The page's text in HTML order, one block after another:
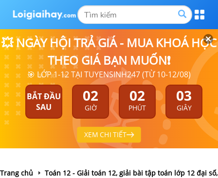
💥 NGÀY HỘI TRẢ GIÁ - MUA KHOÁ HỌC
THEO GIÁ BẠN MUỐN❗
🎯 LỚP 1-12 TẠI TUYENSINH247 (TỪ 10-12/08)
BẮT ĐẦU
SAU
02
GIỜ
02
PHÚT
02
GIÂY
XEM CHI TIẾT
Trang chủ
Toán 12 - Giải toán 12, giải bài tập toán lớp 12 đại số,